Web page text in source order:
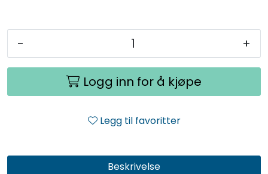
- +
Logg inn for å kjøpe
Legg til favoritter
Beskrivelse